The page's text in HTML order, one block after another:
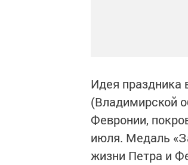
Идея праздника
(Владимирской
Февронии,
июля. Медаль
жизни Петра и